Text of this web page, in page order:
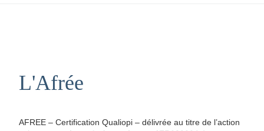
L'Afrée
AFREE – Certification Qualiopi – délivrée au titre de l’action